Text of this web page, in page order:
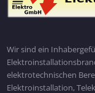
Wir sind ein
elektrotechnischen
Elektroinstallation,